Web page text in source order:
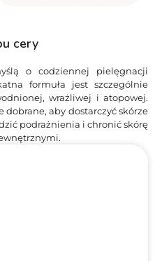
cery
o codziennej pielęgnacji
formuła jest szczególnie
wrażliwej i atopowej.
dobrane, aby dostarczyć skórze
podrażnienia i chronić skórę